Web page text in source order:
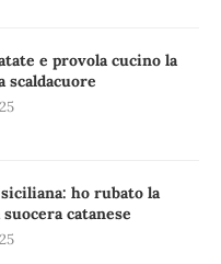
e provola cucino la
scaldacuore
ho rubato la
catanese